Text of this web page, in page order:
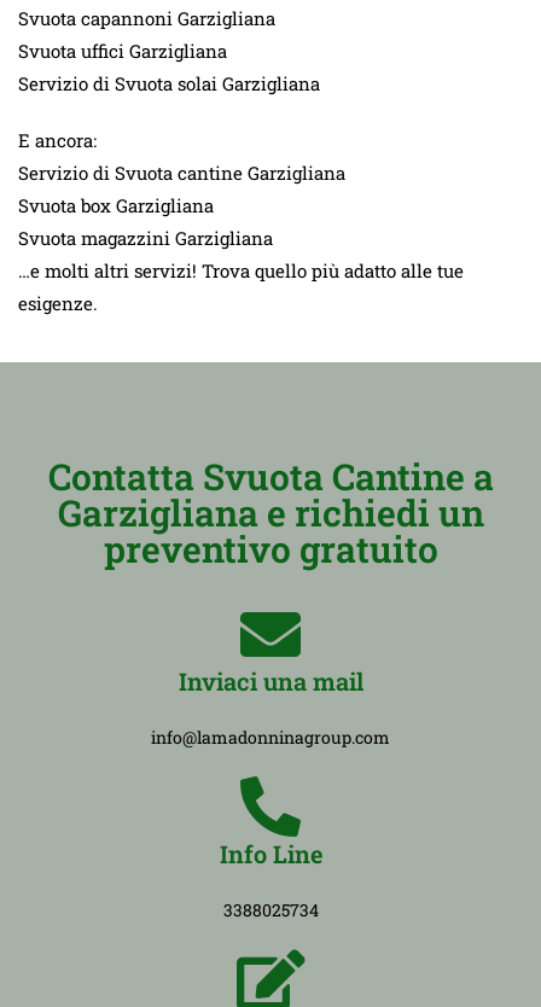
Svuota capannoni Garzigliana
Svuota uffici Garzigliana
Servizio di Svuota solai Garzigliana
E ancora:
Servizio di Svuota cantine Garzigliana
Svuota box Garzigliana
Svuota magazzini Garzigliana
…e molti altri servizi! Trova quello più adatto alle tue
esigenze.
Contatta Svuota Cantine a
Garzigliana e richiedi un
preventivo gratuito
Inviaci una mail
info@lamadonninagroup.com
Info Line
3388025734